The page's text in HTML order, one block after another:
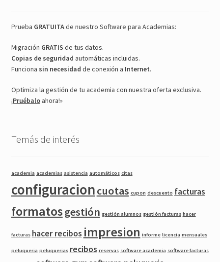
Prueba GRATUITAde nuestro Software para Academias:
Migración GRATIS de tus datos.
Copias de seguridad automáticas incluidas.
Funciona sin necesidad de conexión a Internet.
Optimiza la gestión de tu academia con nuestra oferta exclusiva.
¡Pruébaloahora!»
Temás de interés
academia academias asistencia automáticos citas
configuracioncuotas cupon descuento facturas
formatosgestión gestión alumnos gestión facturas hacer
facturas hacer recibos impresion informe licencia mensuales
peluqueria peluquerias recibos reservas software academia software facturas